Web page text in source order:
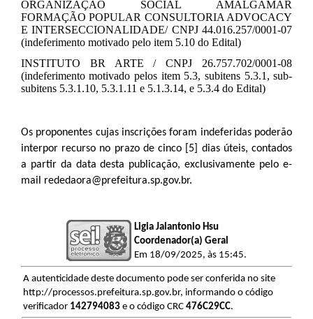
ORGANIZAÇÃO SOCIAL AMALGAMAR
FORMAÇÃO POPULAR CONSULTORIA ADVOCACY
E INTERSECCIONALIDADE/ CNPJ 44.016.257/0001-07
(indeferimento motivado pelo item 5.10 do Edital)
INSTITUTO BR ARTE / CNPJ 26.757.702/0001-08
(indeferimento motivado pelos item 5.3, subitens 5.3.1, sub-
subitens 5.3.1.10, 5.3.1.11 e 5.1.3.14, e 5.3.4 do Edital)
Os proponentes cujas inscrições foram indeferidas poderão
interpor recurso no prazo de cinco [5] dias úteis, contados
a partir da data desta publicação, exclusivamente pelo e-
mail rededaora@prefeitura.sp.gov.br.
Ligia Jalantonio Hsu
Coordenador(a) Geral
Em 18/09/2025, às 15:45.
A autenticidade deste documento pode ser conferida no site
http://processos.prefeitura.sp.gov.br, informando o código
verificador 142794083e o código CRC 476C29CC.